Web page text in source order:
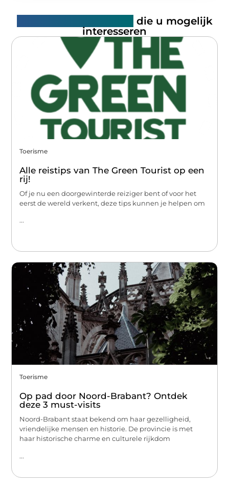
die u mogelijk
interesseren
Toerisme
Alle reistips van The Green Tourist op een
rij!
Of je nu een doorgewinterde reiziger bent of voor het
eerst de wereld verkent, deze tips kunnen je helpen om
...
Toerisme
Op pad door Noord-Brabant? Ontdek
deze 3 must-visits
Noord-Brabant staat bekend om haar gezelligheid,
vriendelijke mensen en historie. De provincie is met
haar historische charme en culturele rijkdom
...